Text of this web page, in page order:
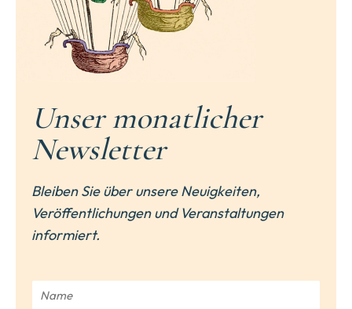
Unser monatlicher
Newsletter
Bleiben Sie über unsere Neuigkeiten,
Veröffentlichungen und Veranstaltungen
informiert.